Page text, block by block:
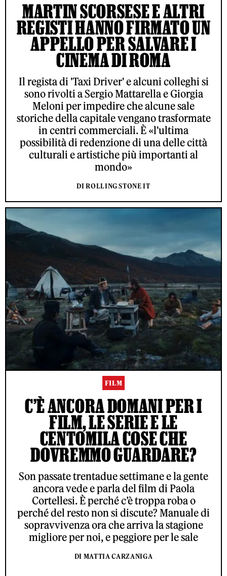
MARTIN SCORSESE E ALTRI
REGISTI HANNO FIRMATO UN
APPELLO PER SALVARE I
CINEMA DI ROMA
Il regista di 'Taxi Driver' e alcuni colleghi si
sono rivolti a Sergio Mattarella e Giorgia
Meloni per impedire che alcune sale
storiche della capitale vengano trasformate
in centri commerciali. È «l'ultima
possibilità di redenzione di una delle città
culturali e artistiche più importanti al
mondo»
DI ROLLING STONE IT
FILM
C’È ANCORA DOMANI PER I
FILM, LE SERIE E LE
CENTOMILA COSE CHE
DOVREMMO GUARDARE?
Son passate trentadue settimane e la gente
ancora vede e parla del film di Paola
Cortellesi. È perché c’è troppa roba o
perché del resto non si discute? Manuale di
sopravvivenza ora che arriva la stagione
migliore per noi, e peggiore per le sale
DI MATTIA CARZANIGA